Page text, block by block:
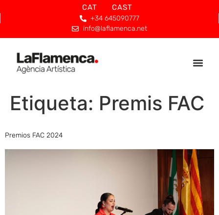
CAT CAST
+34 645090777
info@laflamenca.net
Etiqueta: Premis FAC
Premios FAC 2024